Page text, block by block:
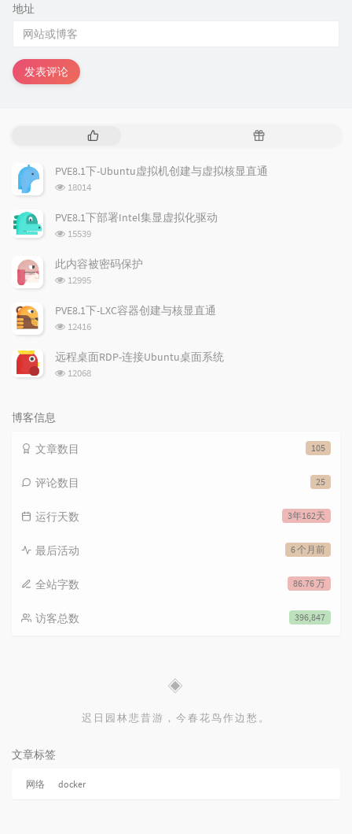
地址
发表评论
文
随
文
PVE8.1下-Ubuntu虚拟机创建与虚拟核显直通
浏
次
18014
PVE8.1下部署Intel集显虚拟化驱动
浏
次
数:
15539
此内容被密码保护
浏
次
12995
PVE8.1下-LXC容器创建与核显直通
浏
次
数:
12416
远程桌面RDP-连接Ubuntu桌面系统
浏
12068
博客信息
105
文章数目
25
评论数目
3年162天
运行天数
6 个月前
最后活动
86.76 万
全站字数
396,847
访客总数
◈
迟日园林悲昔游，今春花鸟作边愁。
文章标签
网络 docker